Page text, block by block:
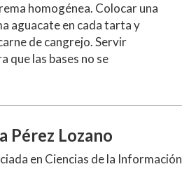
homogénea. Colocar una
aguacate en cada tarta y
de cangrejo. Servir
que las bases no se
Pérez Lozano
en Ciencias de la Información